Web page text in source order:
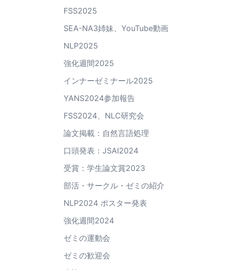
FSS2025
SEA-NA3姉妹、YouTube動画
NLP2025
強化週間2025
インナーゼミナール2025
YANS2024参加報告
FSS2024、NLC研究会
論文掲載：自然言語処理
口頭発表：JSAI2024
受賞：学生論文賞2023
部活・サークル・ゼミの紹介
NLP2024 ポスター発表
強化週間2024
ゼミの運動会
ゼミの歓迎会